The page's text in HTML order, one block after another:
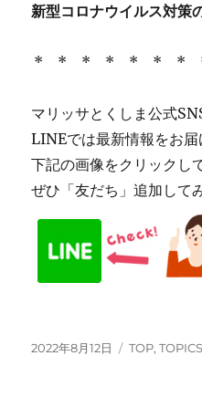
新型コロナウイルス対策
* * * * * * *
マリッサとくしま公式
LINEでは最新情報をお届
下記の画像をクリックして
ぜひ「友だち」追加して
投
2022年8月12日
カ
TOP,